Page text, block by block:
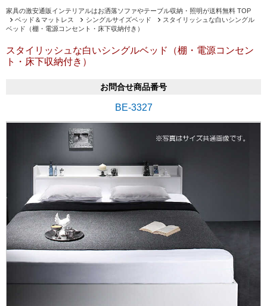
家具の激安通販インテリアルはお洒落ソファやテーブル収納・照明が送料無料 TOP
ベッド＆マットレス
シングルサイズベッド
スタイリッシュな白いシングル
ベッド（棚・電源コンセント・床下収納付き）
スタイリッシュな白いシングルベッド（棚・電源コンセン
ト・床下収納付き）
お問合せ商品番号
BE-3327